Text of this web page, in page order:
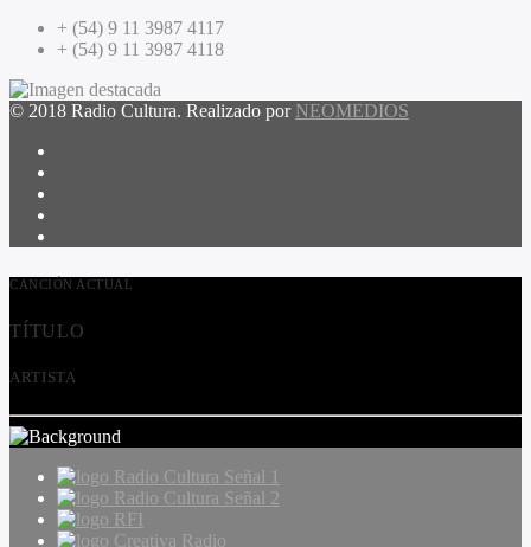
+ (54) 9 11 3987 4117
+ (54) 9 11 3987 4118
© 2018 Radio Cultura. Realizado por NEOMEDIOS
CANCIÓN ACTUAL
TÍTULO
ARTISTA
Radio Cultura Señal 1
Radio Cultura Señal 2
RFI
Creativa Radio